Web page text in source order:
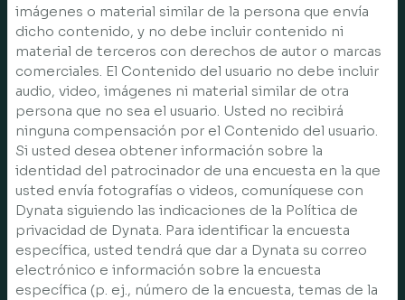
imágenes o material similar de la persona que envía
dicho contenido, y no debe incluir contenido ni
material de terceros con derechos de autor o marcas
comerciales. El Contenido del usuario no debe incluir
audio, video, imágenes ni material similar de otra
persona que no sea el usuario. Usted no recibirá
ninguna compensación por el Contenido del usuario.
Si usted desea obtener información sobre la
identidad del patrocinador de una encuesta en la que
usted envía fotografías o videos, comuníquese con
Dynata siguiendo las indicaciones de la Política de
privacidad de Dynata. Para identificar la encuesta
específica, usted tendrá que dar a Dynata su correo
electrónico e información sobre la encuesta
específica (p. ej., número de la encuesta, temas de la